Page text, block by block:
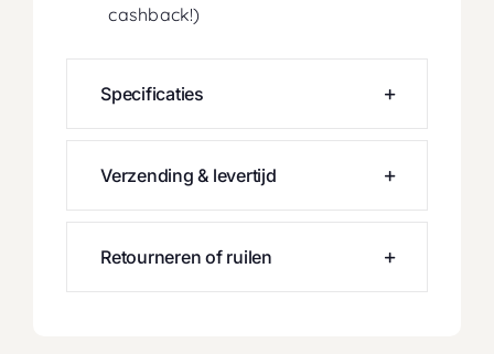
cashback!)
Specificaties
Verzending & levertijd
Retourneren of ruilen